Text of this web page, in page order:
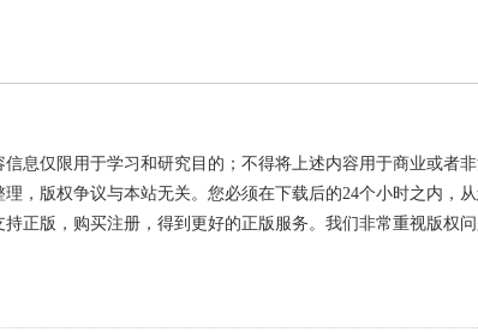
息仅限用于学习和研究目的；不得将上述内容用于商业或者
，版权争议与本站无关。您必须在下载后的24个小时之内，
正版，购买注册，得到更好的正版服务。我们非常重视版权